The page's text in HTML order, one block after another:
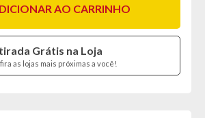
AO CARRINHO
Grátis na Loja
as lojas mais próximas a você!